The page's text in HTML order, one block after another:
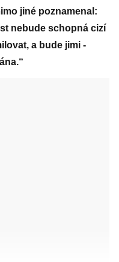
jiné poznamenal:
nebude schopná cizí
a bude jimi